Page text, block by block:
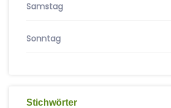
Samstag
Sonntag
Stichwörter